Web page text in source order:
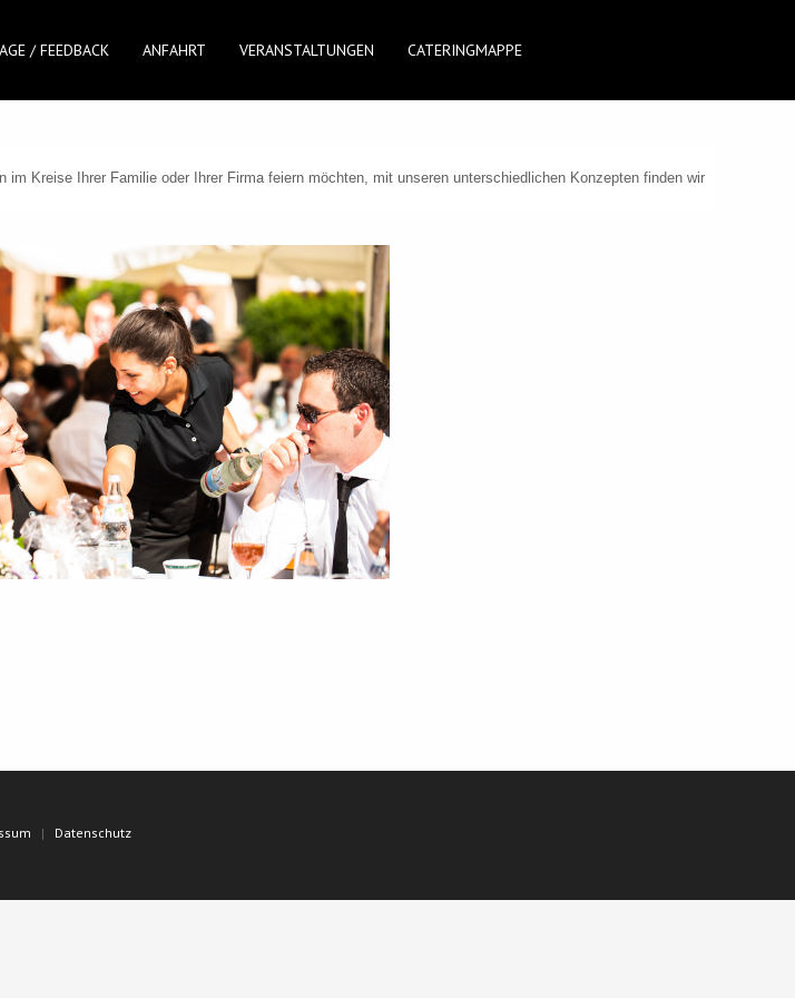
/ FEEDBACK ANFAHRT VERANSTALTUNGEN CATERINGMAPPE
Kreise Ihrer Familie oder Ihrer Firma feiern möchten, mit unseren unterschiedlichen Konzepten finden wir
Datenschutz